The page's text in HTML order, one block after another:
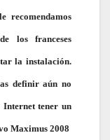
recomendamos
los franceses
la instalación.
definir aún no
Internet tener un
Maximus 2008